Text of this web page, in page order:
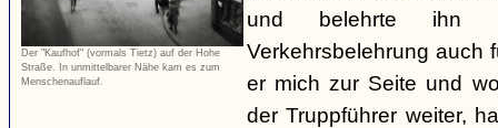
Der "Kaufhof" (vormals Tietz) auf der Hohe
Straße. In unmittelbarer Nähe kam es zum
Menschenauflauf.
und belehrte ihn
Verkehrsbelehrung auch
er mich zur Seite und
der Truppführer weiter,